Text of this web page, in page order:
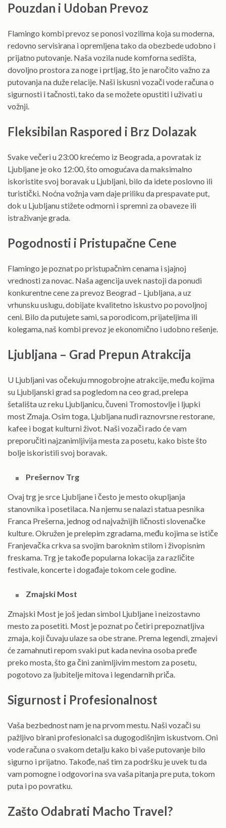
Pouzdan i Udoban Prevoz
Flamingo kombi prevoz se ponosi vozilima koja su moderna,
redovno servisirana i opremljena tako da obezbede udobno i
prijatno putovanje. Naša vozila nude komforna sedišta,
dovoljno prostora za noge i prtljag, što je naročito važno za
putovanja na duže relacije. Naši iskusni vozači vode računa o
sigurnosti i tačnosti, tako da se možete opustiti i uživati u
vožnji.
Fleksibilan Raspored i Brz Dolazak
Svake večeri u 23:00 krećemo iz Beograda, a povratak iz
Ljubljane je oko 12:00, što omogućava da maksimalno
iskoristite svoj boravak u Ljubljani, bilo da idete poslovno ili
turistički. Noćna vožnja vam daje priliku da prespavate put,
dok u Ljubljanu stižete odmorni i spremni za obaveze ili
istraživanje grada.
Pogodnosti i Pristupačne Cene
Flamingo je poznat po pristupačnim cenama i sjajnoj
vrednosti za novac. Naša agencija uvek nastoji da ponudi
konkurentne cene za prevoz Beograd – Ljubljana, a uz
vrhunsku uslugu, dobijate kvalitetno iskustvo po povoljnoj
ceni. Bilo da putujete sami, sa porodicom, prijateljima ili
kolegama, naš kombi prevoz je ekonomično i udobno rešenje.
Ljubljana – Grad Prepun Atrakcija
U Ljubljani vas očekuju mnogobrojne atrakcije, među kojima
su Ljubljanski grad sa pogledom na ceo grad, prelepa
šetališta uz reku Ljubljanicu, čuveni Tromostovlje i ljupki
most Zmaja. Osim toga, Ljubljana nudi raznovrsne restorane,
kafee i bogat kulturni život. Naši vozači rado će vam
preporučiti najzanimljivija mesta za posetu, kako biste što
bolje iskoristili svoj boravak.
Prešernov Trg
Ovaj trg je srce Ljubljane i često je mesto okupljanja
stanovnika i posetilaca. Na njemu se nalazi statua pesnika
Franca Prešerna, jednog od najvažnijih ličnosti slovenačke
kulture. Okružen je prelepim zgradama, među kojima se ističe
Franjevačka crkva sa svojim baroknim stilom i živopisnim
freskama. Trg je takođe popularna lokacija za različite
festivale, koncerte i događaje tokom cele godine.
Zmajski Most
Zmajski Most je još jedan simbol Ljubljane i neizostavno
mesto za posetiti. Most je poznat po četiri prepoznatljiva
zmaja, koji čuvaju ulaze sa obe strane. Prema legendi, zmajevi
će zamahnuti repom svaki put kada nevina osoba pređe
preko mosta, što ga čini zanimljivim mestom za posetu,
pogotovo za ljubitelje mitova i legendarnih priča.
Sigurnost i Profesionalnost
Vaša bezbednost nam je na prvom mestu. Naši vozači su
pažljivo birani profesionalci sa dugogodišnjim iskustvom. Oni
vode računa o svakom detalju kako bi vaše putovanje bilo
sigurno i prijatno. Takođe, naš tim za podršku je uvek tu da
vam pomogne i odgovori na sva vaša pitanja pre puta, tokom
puta i po povratku.
Zašto Odabrati Macho Travel?